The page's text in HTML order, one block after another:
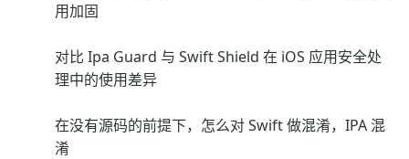
用加固
对比 Ipa Guard 与 Swift Shield 在 iOS 应用安全处
理中的使用差异
在没有源码的前提下，怎么对 Swift 做混淆，IPA 混
淆